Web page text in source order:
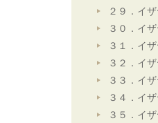
２９．イ
３０．イ
３１．イ
３２．イ
３３．イ
３４．イ
３５．イ